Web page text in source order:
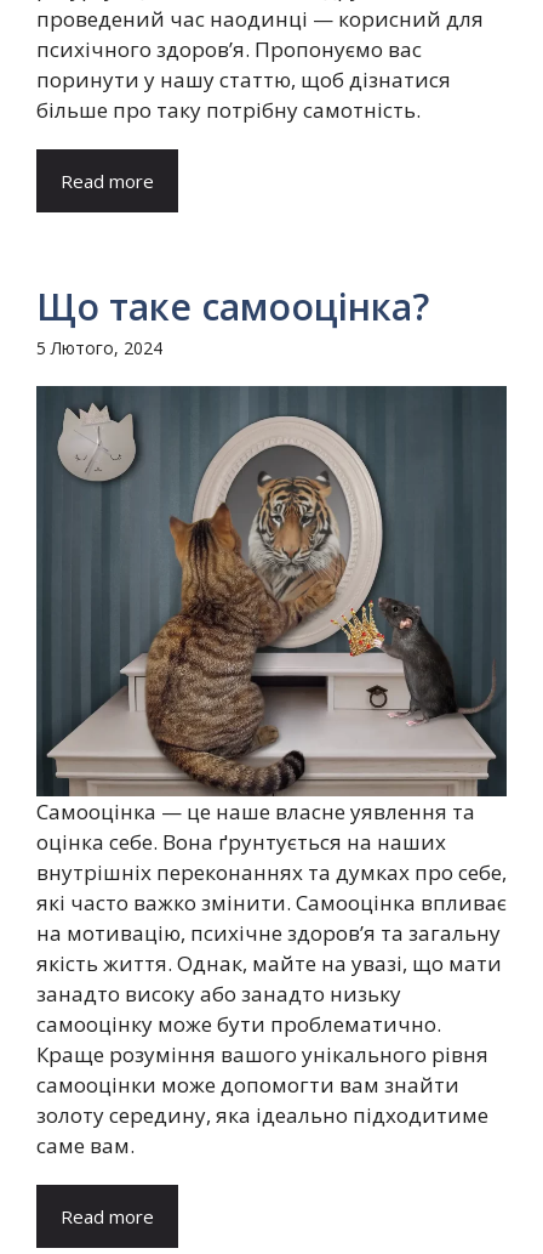
проведений час наодинці — корисний для
психічного здоров’я. Пропонуємо вас
поринути у нашу статтю, щоб дізнатися
більше про таку потрібну самотність.
Read more
Що таке самооцінка?
5 Лютого, 2024
Самооцінка — це наше власне уявлення та
оцінка себе. Вона ґрунтується на наших
внутрішніх переконаннях та думках про себе,
які часто важко змінити. Самооцінка впливає
на мотивацію, психічне здоров’я та загальну
якість життя. Однак, майте на увазі, що мати
занадто високу або занадто низьку
самооцінку може бути проблематично.
Краще розуміння вашого унікального рівня
самооцінки може допомогти вам знайти
золоту середину, яка ідеально підходитиме
саме вам.
Read more